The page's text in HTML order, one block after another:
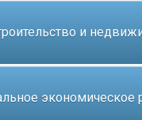
и
экономическое